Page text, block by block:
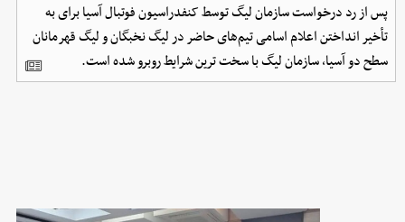
پس از رد درخواست سازمان لیگ توسط کنفدراسیون فوتبال آسیا برای به
تأخیر انداختن اعلام اسامی تیم‌های حاضر در لیگ نخبگان و لیگ قهرمانان
سطح دو آسیا، سازمان لیگ با سخت ترین شرایط روبرو شده است.